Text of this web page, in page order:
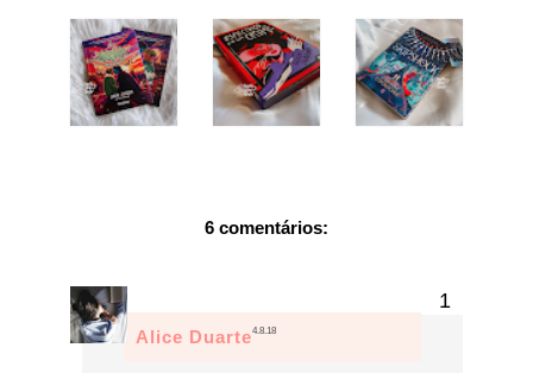
6 comentários:
Alice Duarte4.8.18